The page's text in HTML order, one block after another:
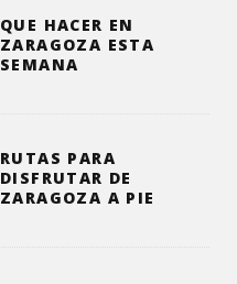
QUE HACER EN
ZARAGOZA ESTA
SEMANA
RUTAS PARA
DISFRUTAR DE
ZARAGOZA A PIE